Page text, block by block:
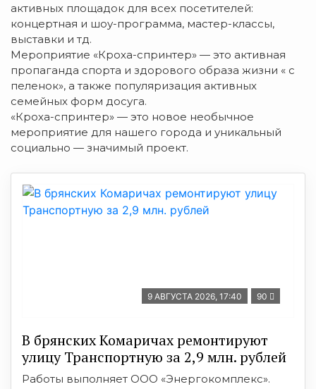
активных площадок для всех посетителей:
концертная и шоу-программа, мастер-классы,
выставки и тд.
Мероприятие «Кроха-спринтер» — это активная
пропаганда спорта и здорового образа жизни « с
пеленок», а также популяризация активных
семейных форм досуга.
«Кроха-спринтер» — это новое необычное
мероприятие для нашего города и уникальный
социально — значимый проект.
9 АВГУСТА 2026, 17:40 90
В брянских Комаричах ремонтируют
улицу Транспортную за 2,9 млн. рублей
Работы выполняет ООО «Энергокомплекс».